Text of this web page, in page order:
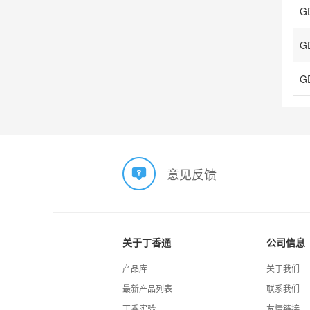
意见反馈
关于丁香通
产品库
最新产品列表
公司信息
关于我们
联系我们